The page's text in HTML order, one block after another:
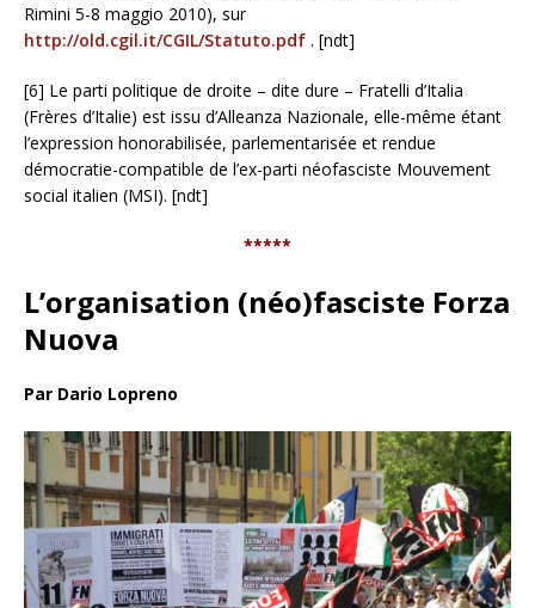
Rimini 5-8 maggio 2010), sur
http://old.cgil.it/CGIL/Statuto.pdf . [ndt]
[6] Le parti politique de droite – dite dure – Fratelli d’Italia
(Frères d’Italie) est issu d’Alleanza Nazionale, elle-même étant
l’expression honorabilisée, parlementarisée et rendue
démocratie-compatible de l’ex-parti néofasciste Mouvement
social italien (MSI). [ndt]
*****
L’organisation (néo)fasciste Forza
Nuova
Par Dario Lopreno